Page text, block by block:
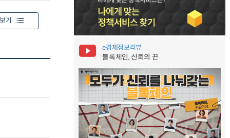
기
e경제정보리뷰
블록체인, 신뢰의 끈